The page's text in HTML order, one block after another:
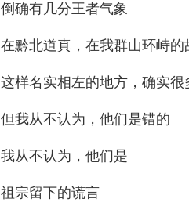
倒确有几分王者气象
在黔北道真，在我群山环峙的
这样名实相左的地方，确实很
但我从不认为，他们是错的
我从不认为，他们是
祖宗留下的谎言